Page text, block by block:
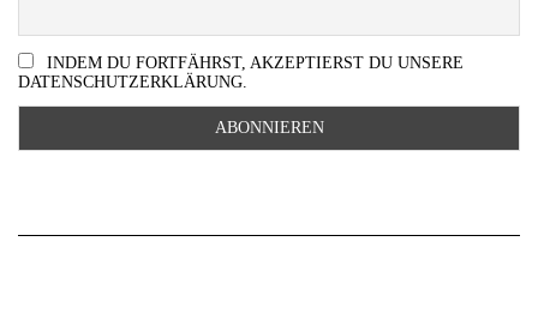
INDEM DU FORTFÄHRST, AKZEPTIERST DU UNSERE
DATENSCHUTZERKLÄRUNG.